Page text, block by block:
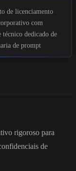
de licenciamento
com
técnico dedicado de
de prompt
rigoroso para
de